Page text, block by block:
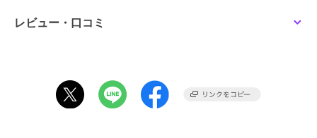
・コーディネート
【サイズ感】
普段23.5cmを履いているスタッフでMサイズでジャストでした。
レビュー・口コミ